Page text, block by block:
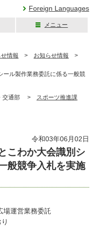
Foreign Languages
メニュー
情報 > お知らせ情報 >
ル製作業務委託に係る一般競
交通部 > スポーツ推進課
令和03年06月02日
こわか大会識別シ
般競争入札を実施
運営業務委託